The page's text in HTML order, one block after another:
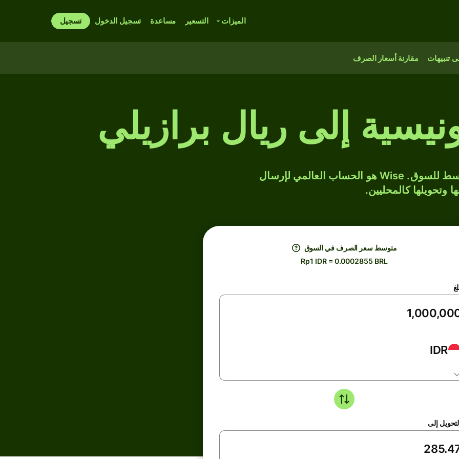
الميزات التسعير مساعدة تسجيل الدخول تسجيل
تنبيهات مقارنة أسعار الصرف
إلى ريال برازيلي
حوّل IDR إلى BRL بسعر الصرف المتوسط للسوق. Wise هو الحساب العالمي لإرسال
وتحويلها كالمحليين.
متوسط ​​سعر الصرف في السوق
Rp1 IDR = 0.0002855 BRL
IDR
إلى